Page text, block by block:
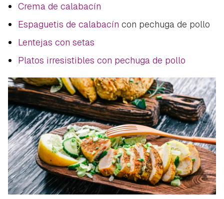
INICIAR SESIÓN
Crema de calabacín
Espaguetis de calabacín con pechuga de pollo
Lentejas con setas
Platos irresistibles con pechuga de pollo
ACEPTAR